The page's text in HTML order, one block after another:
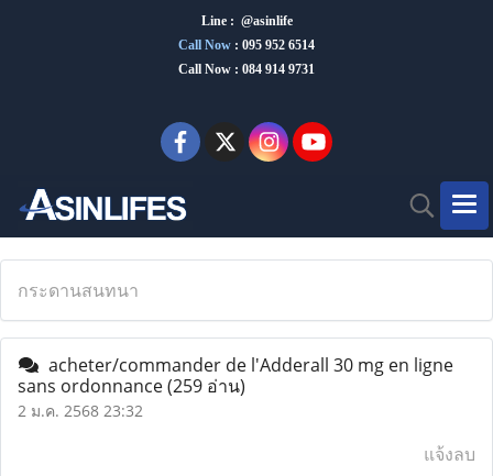
Line : @asinlife
Call Now : 095 952 6514
Call Now : 084 914 9731
กระดานสนทนา
acheter/commander de l'Adderall 30 mg en ligne
sans ordonnance(259 อ่าน)
2 ม.ค. 2568 23:32
แจ้งลบ